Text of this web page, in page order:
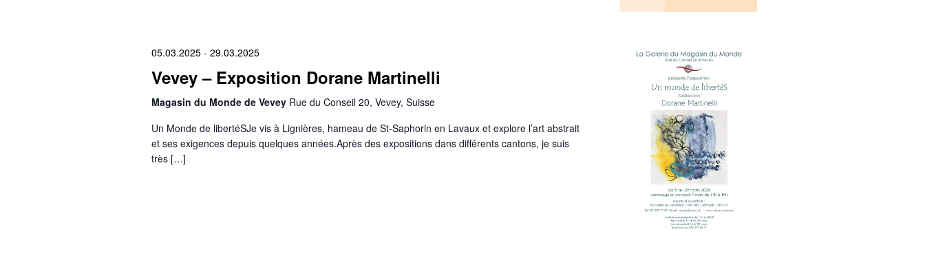
05.03.2025- 29.03.2025
Vevey – Exposition Dorane Martinelli
Magasin du Monde de Vevey Rue du Conseil 20, Vevey, Suisse
Un Monde de libertéSJe vis à Lignières, hameau de St-Saphorin en Lavaux et explore l’art abstrait
et ses exigences depuis quelques années.Après des expositions dans différents cantons, je suis
très […]